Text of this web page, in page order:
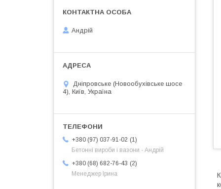
Андрій
Дніпровське (Новообухівське шосе
4), Київ, Україна
+380 (97) 037-91-02
1
Бетонні вироби і вазони - Андрій
+380 (68) 682-76-43
2
Менеджер Ірина